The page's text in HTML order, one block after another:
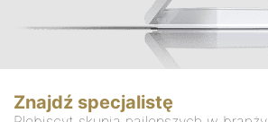
Znajdź specjalistę